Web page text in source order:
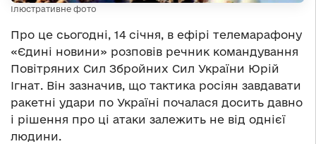
Ілюстративне фото
Про це сьогодні, 14 січня, в ефірі телемарафону
«Єдині новини» розповів речник командування
Повітряних Сил Збройних Сил України Юрій
Ігнат. Він зазначив, що тактика росіян завдавати
ракетні удари по Україні почалася досить давно
і рішення про ці атаки залежить не від однієї
людини.